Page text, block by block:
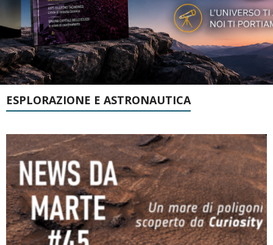
ESPLORAZIONE E ASTRONAUTICA